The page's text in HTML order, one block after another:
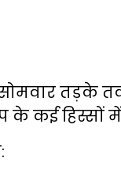
तड़के
के कई